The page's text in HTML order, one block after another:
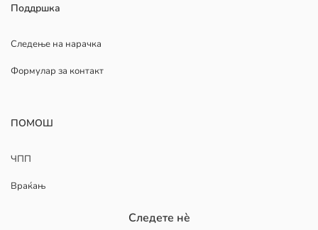
Поддршка
Следење на нарачка
Формулар за контакт
ПОМОШ
ЧПП
Враќањ
Следете нè